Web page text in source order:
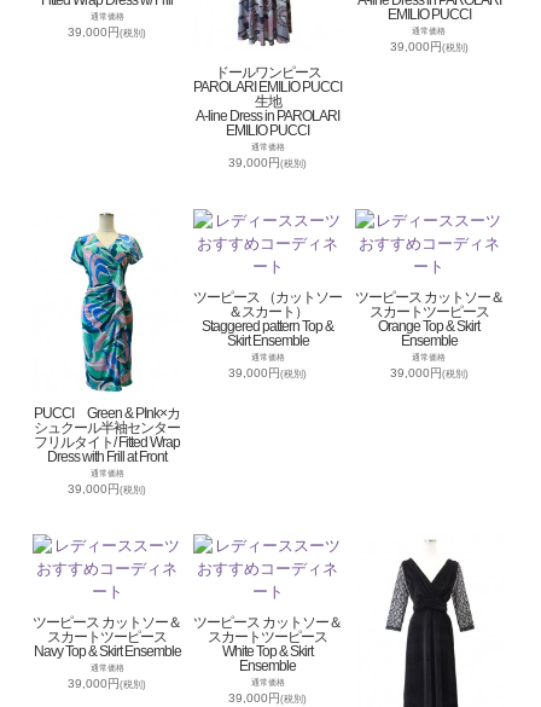
通常価格
39,000円(税別)
ドールワンピース
PAROLARI EMILIO PUCCI
生地
A-line Dress in PAROLARI
EMILIO PUCCI
通常価格
39,000円(税別)
EMILIO PUCCI
通常価格
39,000円(税別)
PUCCI Green & PInk×カ
シュクール半袖センター
フリルタイト/ Fitted Wrap
Dress with Frill at Front
通常価格
39,000円(税別)
ツーピース （カットソー
＆スカート）
Staggered pattern Top &
Skirt Ensemble
通常価格
39,000円(税別)
ツーピース カットソー＆
スカートツーピース
Orange Top & Skirt
Ensemble
通常価格
39,000円(税別)
ツーピース カットソー＆
スカートツーピース
Navy Top & Skirt Ensemble
通常価格
39,000円(税別)
ツーピース カットソー＆
スカートツーピース
White Top & Skirt
Ensemble
通常価格
39,000円(税別)